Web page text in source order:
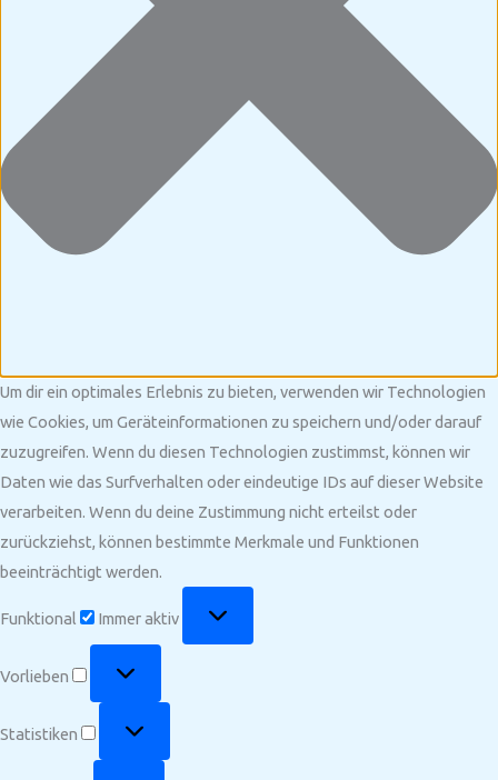
Um dir ein optimales Erlebnis zu bieten, verwenden wir Technologien
wie Cookies, um Geräteinformationen zu speichern und/oder darauf
zuzugreifen. Wenn du diesen Technologien zustimmst, können wir
Daten wie das Surfverhalten oder eindeutige IDs auf dieser Website
verarbeiten. Wenn du deine Zustimmung nicht erteilst oder
zurückziehst, können bestimmte Merkmale und Funktionen
beeinträchtigt werden.
Funktional
Immer aktiv
Vorlieben
Statistiken